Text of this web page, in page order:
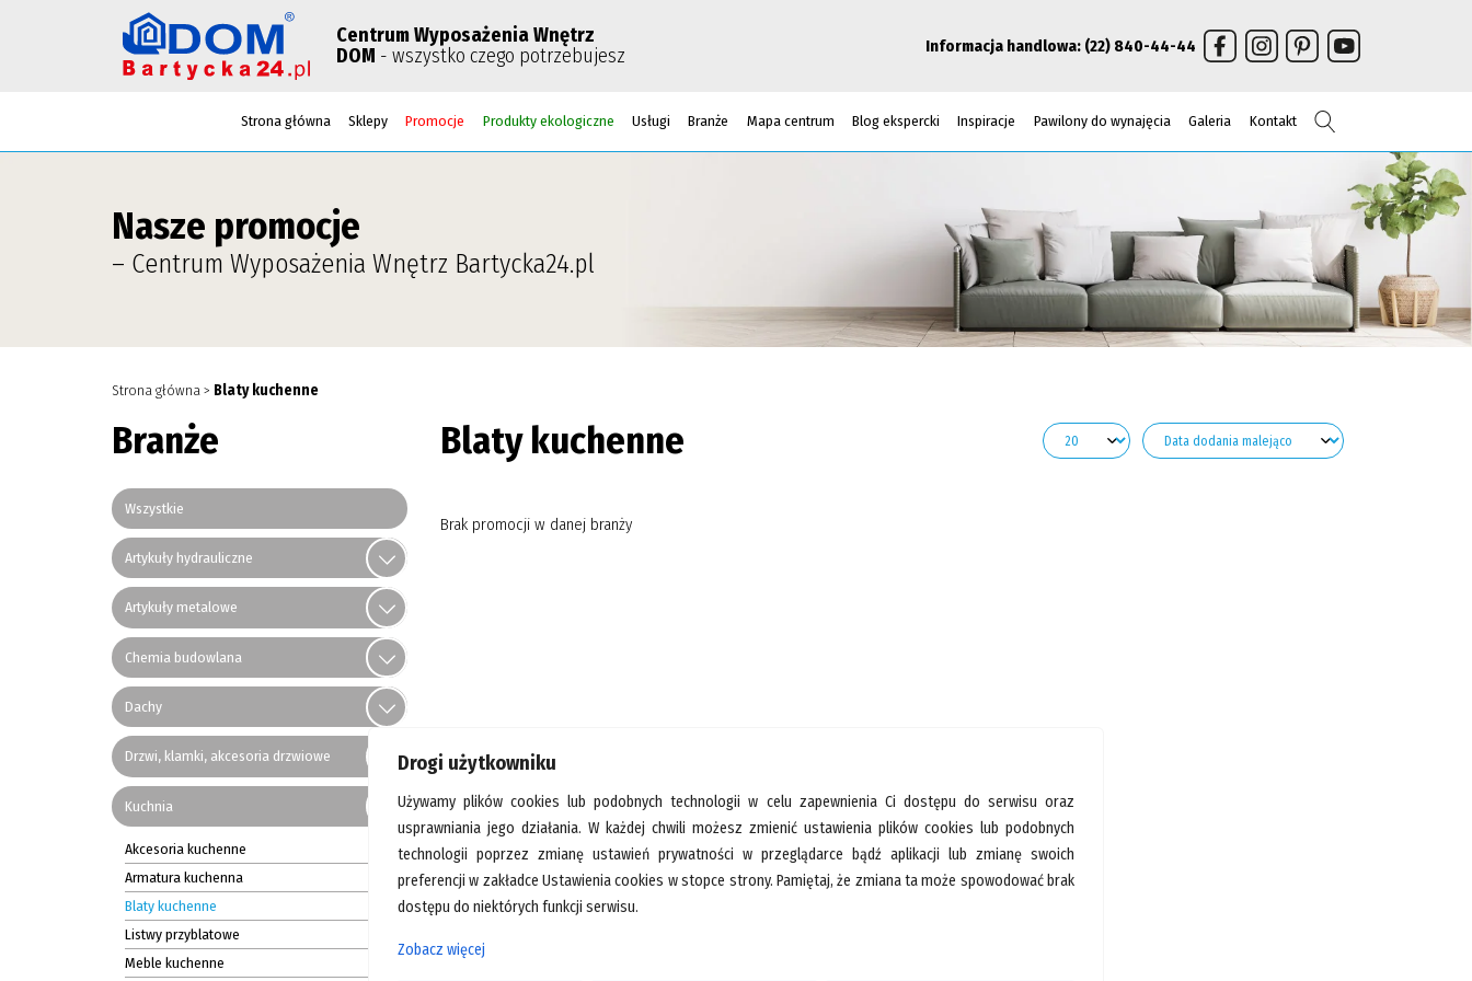
Drogi użytkowniku
Używamy plików cookies lub podobnych technologii w celu zapewnienia Ci dostępu do serwisu oraz
usprawniania jego działania. W każdej chwili możesz zmienić ustawienia plików cookies lub podobnych
technologii poprzez zmianę ustawień prywatności w przeglądarce bądź aplikacji lub zmianę swoich
preferencji w zakładce Ustawienia cookies w stopce strony. Pamiętaj, że zmiana ta może spowodować brak
dostępu do niektórych funkcji serwisu.
Zobacz więcej
Centrum Wyposażenia Wnętrz
DOM - wszystko czego potrzebujesz Informacja handlowa: (22) 840-44-44
Strona główna Sklepy Promocje Produkty ekologiczne Usługi Branże Mapa centrum Blog ekspercki Inspiracje Pawilony do wynajęcia Galeria Kontakt
Nasze promocje
– Centrum Wyposażenia Wnętrz Bartycka24.pl
Strona główna> Blaty kuchenne
Branże
Wszystkie
Artykuły hydrauliczne
Artykuły metalowe
Chemia budowlana
Dachy
Drzwi, klamki, akcesoria drzwiowe
Kuchnia
Akcesoria kuchenne
Armatura kuchenna
Blaty kuchenne
Listwy przyblatowe
Meble kuchenne
Blaty kuchenne
Brak promocji w danej branży